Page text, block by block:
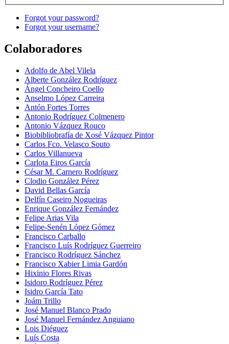
Forgot your password?
Forgot your username?
Colaboradores
Adolfo de Abel Vilela
Alberte González Rodríguez
Ángel Concheiro Coello
Anselmo López Carreira
Antón Fortes Torres
Antonio Rodríguez Colmenero
Antonio Vázquez Rouco
Biobibliobrafía de Xosé Vázquez Pintor
Carlos Fco. Velasco Souto
Carlos Villanueva
Carlota Eiros García
César M. Carnero Rodríguez
Clodio González Pérez
David Bellas García
Delfín Caseiro Nogueiras
Enrique González Fernández
Felipe Arias Vila
Felipe-Senén López Gómez
Francisco Carballo
Francisco Luís Rodríguez Guerreiro
Francisco Rodríguez Sánchez
Francisco Xabier Limia Gardón
Hixinio Flores Rivas
Isidoro Rodríguez Pérez
Isidro García Tato
Joám Trillo
José Manuel Blanco Prado
José Manuel Fernández Anguiano
Lois Diéguez
Luís Costa